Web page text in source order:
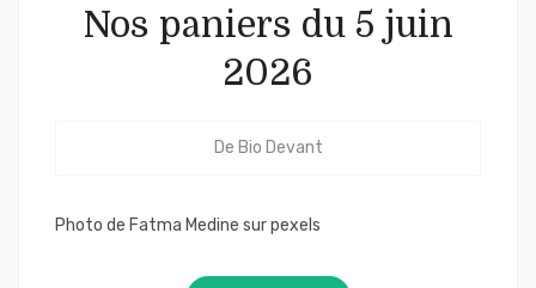
Nos paniers du 5 juin
2026
De Bio Devant
Photo de Fatma Medine sur pexels